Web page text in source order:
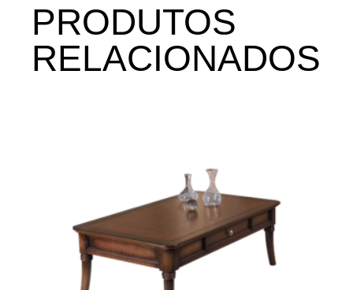
PRODUTOS
RELACIONADOS